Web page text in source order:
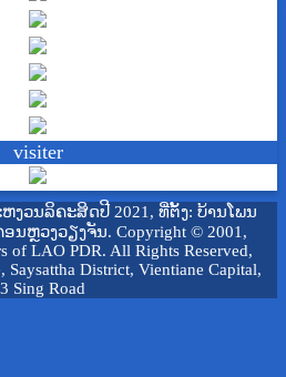
visiter
ງວນລິຄະສິດປີ 2021, ທີ່ຕັ້ງ: ບ້ານໂພນ
ນຫຼວງວຽງຈັນ. Copyright © 2001,
of LAO PDR. All Rights Reserved,
Saysattha District, Vientiane Capital,
Sing Road